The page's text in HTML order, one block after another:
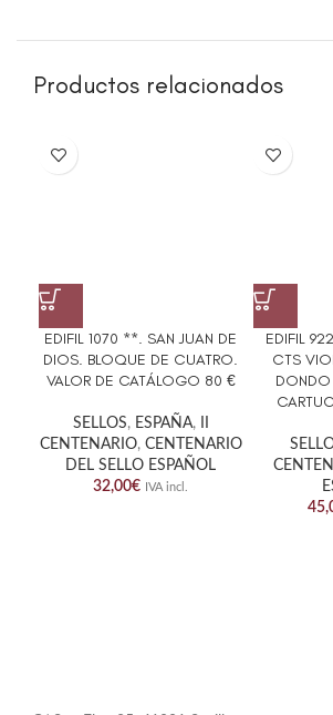
Productos relacionados
EDIFIL 1070 **. SAN JUAN DE
DIOS. BLOQUE DE CUATRO.
VALOR DE CATÁLOGO 80 €
SELLOS, ESPAÑA,
CENTENARIO, CENTENARIO
DEL SELLO ESPAÑOL
32,00€ IVA incl.
EDIFIL
CTS
DONDO